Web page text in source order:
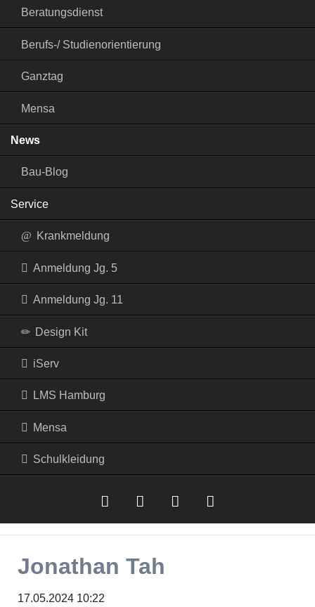
Beratungsdienst
Berufs-/ Studienorientierung
Ganztag
Mensa
News
Bau-Blog
Service
Krankmeldung
Anmeldung Jg. 5
Anmeldung Jg. 11
Design Kit
iServ
LMS Hamburg
Mensa
Schulkleidung
LMS
Hamburg
Jonathan Tah
17.05.2024 10:22